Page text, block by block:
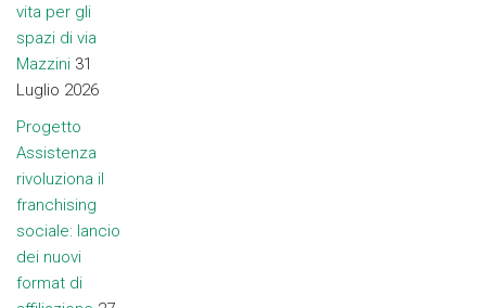
vita per gli
spazi di via
Mazzini 31
Luglio 2026
Progetto
Assistenza
rivoluziona il
franchising
sociale: lancio
dei nuovi
format di